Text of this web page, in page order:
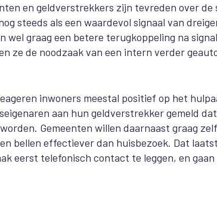
en geldverstrekkers zijn tevreden over
steeds als een waardevol signaal van
wel graag een betere terugkoppeling na
ze de noodzaak van een intern verder
inwoners meestal positief op het
aan hun geldverstrekker gemeld
Gemeenten willen daarnaast graag
bellen effectiever dan huisbezoek. Dat
eerst telefonisch contact te leggen, en